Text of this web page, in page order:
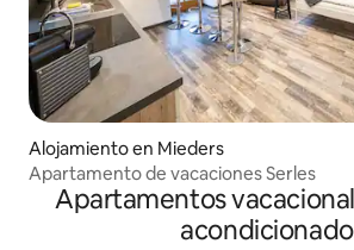
Alojamiento en Mieders
Apartamento de vacaciones Serles
Apartamentos
acondicionado